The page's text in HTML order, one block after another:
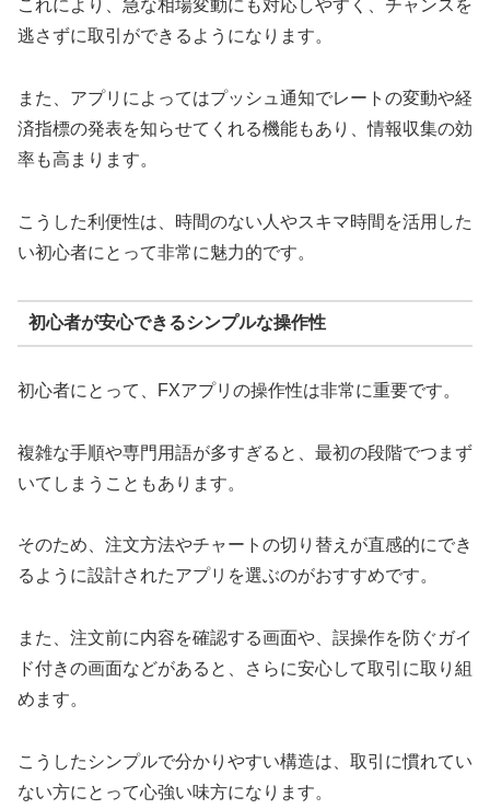
これにより、急な相場変動にも対応しやすく、チャンスを
逃さずに取引ができるようになります。
また、アプリによってはプッシュ通知でレートの変動や経
済指標の発表を知らせてくれる機能もあり、情報収集の効
率も高まります。
こうした利便性は、時間のない人やスキマ時間を活用した
い初心者にとって非常に魅力的です。
初心者が安心できるシンプルな操作性
初心者にとって、FXアプリの操作性は非常に重要です。
複雑な手順や専門用語が多すぎると、最初の段階でつまず
いてしまうこともあります。
そのため、注文方法やチャートの切り替えが直感的にでき
るように設計されたアプリを選ぶのがおすすめです。
また、注文前に内容を確認する画面や、誤操作を防ぐガイ
ド付きの画面などがあると、さらに安心して取引に取り組
めます。
こうしたシンプルで分かりやすい構造は、取引に慣れてい
ない方にとって心強い味方になります。